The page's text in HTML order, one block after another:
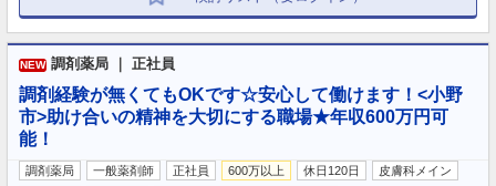
NEW 調剤薬局 ｜ 正社員
調剤経験が無くてもOKです☆安心して働けます！<小野
市>助け合いの精神を大切にする職場★年収600万円可
能！
調剤薬局 一般薬剤師 正社員 600万以上 休日120日
皮膚科メイン